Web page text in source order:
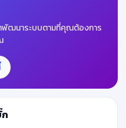
พัฒนาระบบตามที่คุณต้องการ